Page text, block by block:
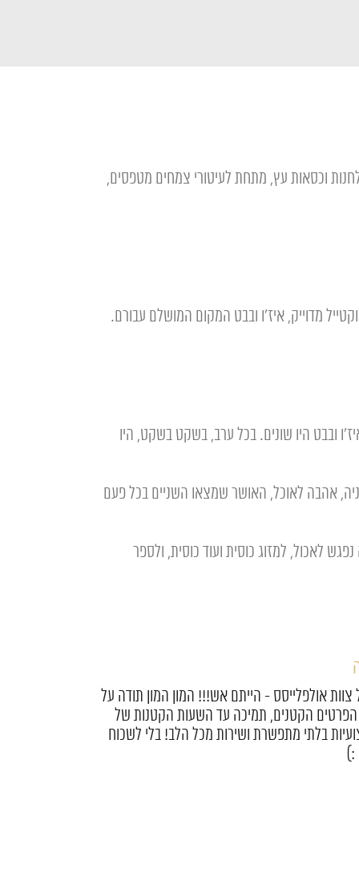
וכסאות עץ, מתחת לעיטורי צמחים מטפסים,
מדוייק, איז'ו ובבט המקום המושלם עבורם.
ובבט היו שונים. בכל ערב, בשקט בשקט, היו
אהבה לאוכל, האושר שמצאו השניים בכל פעם
לאכול, למזוג כוסית ועוד כוסית, ולספר
היקרים, אז אחרי שהתאוששנו אנחנו רוצים
ערב מהסרטים!! חתונה בדיוק כמו שחלמנו! היה
מקצועיים, יצירתיים, אדיבים והכי חשוב אנשים